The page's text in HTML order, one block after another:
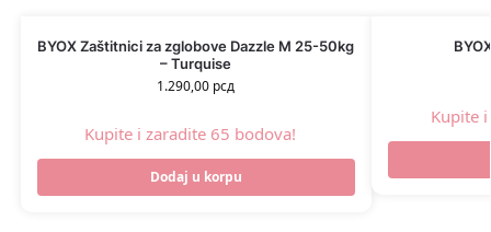
BYOX Zaštitnici za zglobove Dazzle M 25-50kg
– Turquise
1.290,00 рсд
Kupite i zaradite 65 bodova!
Dodaj u korpu
Kupite